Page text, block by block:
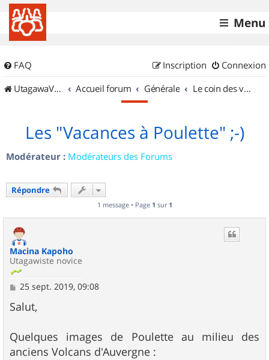
Menu
FAQ Connexion
Inscription
UtagawaVTT (Randos VTT et VTTAE avec traces GPS)
Accueil forum Générale Le coin des vidéastes
Les "Vacances à Poulette" ;-)
Modérateur : Modérateurs des Forums
Répondre
1 message • Page 1 sur 1
Macina Kapoho
Utagawiste novice
M
s
s
g
e
25 sept. 2019, 09:08
Salut,
Quelques images de Poulette au milieu des
anciens Volcans d'Auvergne :